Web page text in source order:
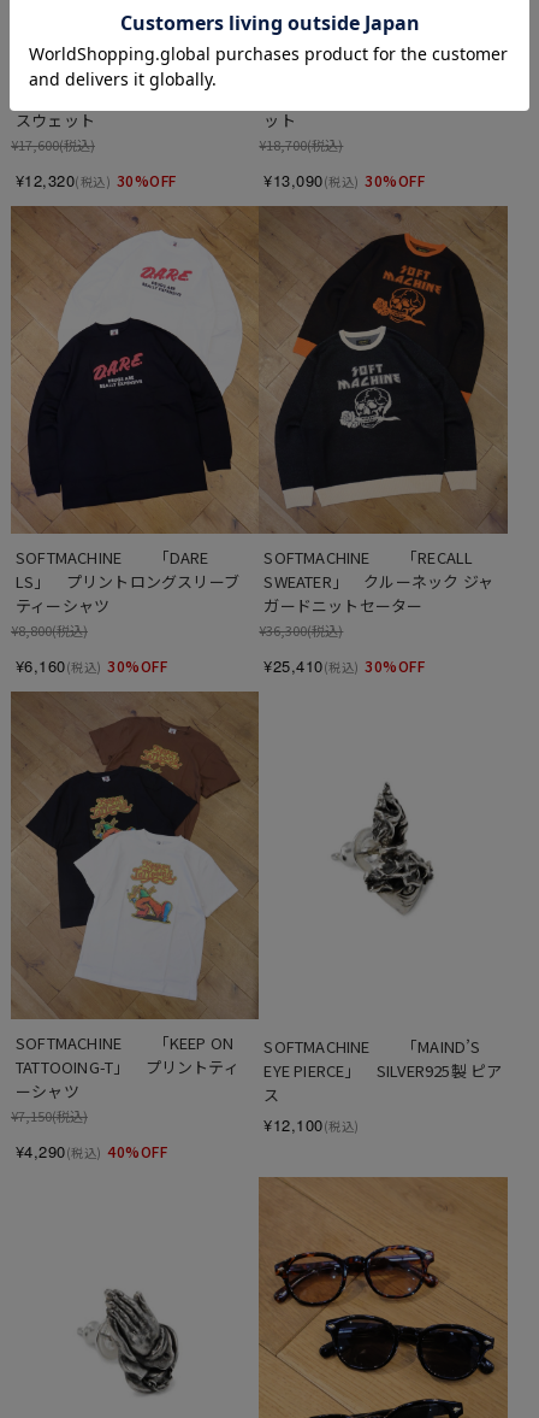
SOFTMACHINE　　「CASTLE
LOGO SWEAT」　クルーネック
スウェット
¥17,600(税込)
¥12,320(税込) 30%OFF
SOFTMACHINE　　「FIRE WALK
ット
¥18,700(税込)
¥13,090(税込) 30%OFF
SOFTMACHINE　　「DARE
LS」　プリントロングスリーブ
ティーシャツ
¥8,800(税込)
¥6,160(税込) 30%OFF
SOFTMACHINE　　「RECALL
SWEATER」　クルーネック ジャ
ガードニットセーター
¥36,300(税込)
¥25,410(税込) 30%OFF
SOFTMACHINE　　「KEEP ON
TATTOOING-T」　プリントティ
ーシャツ
¥7,150(税込)
¥4,290(税込) 40%OFF
SOFTMACHINE　　「MAIND’S
EYE PIERCE」　SILVER925製 ピア
ス
¥12,100(税込)